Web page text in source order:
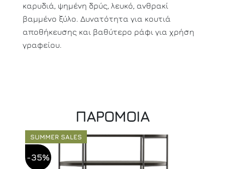
καρυδιά, ψημένη δρύς, λευκό, ανθρακί
βαμμένο ξύλο. Δυνατότητα για κουτιά
αποθήκευσης και βαθύτερο ράφι για χρήση
γραφείου.
ΠΑΡΟΜΟΙΑ
SUMMER SALES
-35%